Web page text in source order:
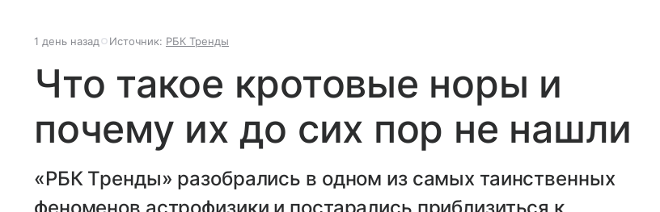
1 день назад Источник: РБК Тренды
Что такое кротовые норы и
почему их до сих пор не нашли
«РБК Тренды» разобрались в одном из самых таинственных